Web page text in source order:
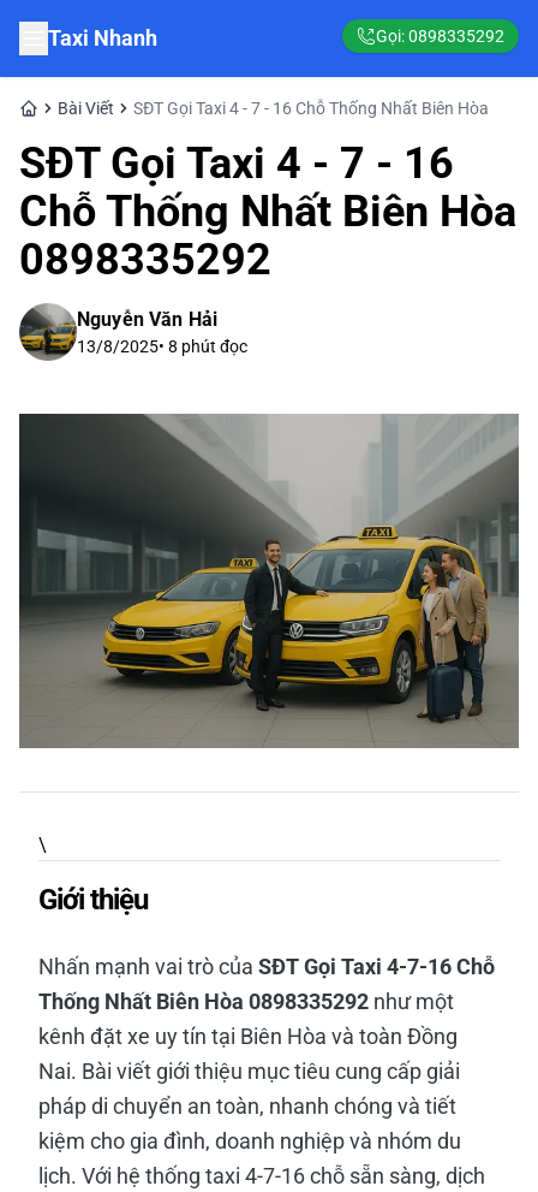
Taxi Nhanh Gọi:0898335292
Bài Viết SĐT Gọi Taxi 4 - 7 - 16 Chỗ Thống Nhất Biên Hòa
SĐT Gọi Taxi 4 - 7 - 16
Chỗ Thống Nhất Biên Hòa
0898335292
Nguyễn Văn Hải
13/8/2025• 8 phút đọc
\
Giới thiệu
Nhấn mạnh vai trò của SĐT Gọi Taxi 4-7-16 Chỗ
Thống Nhất Biên Hòa 0898335292 như một
kênh đặt xe uy tín tại Biên Hòa và toàn Đồng
Nai. Bài viết giới thiệu mục tiêu cung cấp giải
pháp di chuyển an toàn, nhanh chóng và tiết
kiệm cho gia đình, doanh nghiệp và nhóm du
lịch. Với hệ thống taxi 4-7-16 chỗ sẵn sàng, dịch